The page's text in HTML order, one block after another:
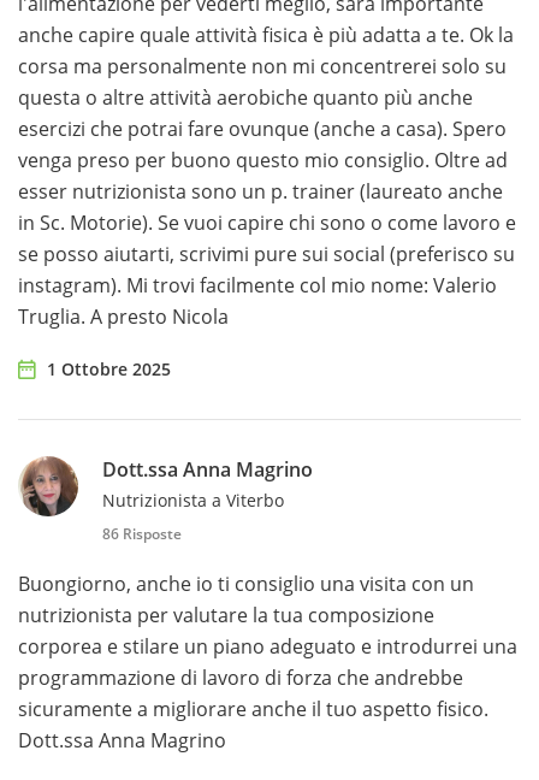
anche capire quale attività fisica è più adatta a te. Ok la
corsa ma personalmente non mi concentrerei solo su
questa o altre attività aerobiche quanto più anche
esercizi che potrai fare ovunque (anche a casa). Spero
venga preso per buono questo mio consiglio. Oltre ad
esser nutrizionista sono un p. trainer (laureato anche
in Sc. Motorie). Se vuoi capire chi sono o come lavoro e
se posso aiutarti, scrivimi pure sui social (preferisco su
instagram). Mi trovi facilmente col mio nome: Valerio
Truglia. A presto Nicola
1 Ottobre 2025
Dott.ssa Anna Magrino
Nutrizionista a Viterbo
86 Risposte
Buongiorno, anche io ti consiglio una visita con un
nutrizionista per valutare la tua composizione
corporea e stilare un piano adeguato e introdurrei una
programmazione di lavoro di forza che andrebbe
sicuramente a migliorare anche il tuo aspetto fisico.
Dott.ssa Anna Magrino